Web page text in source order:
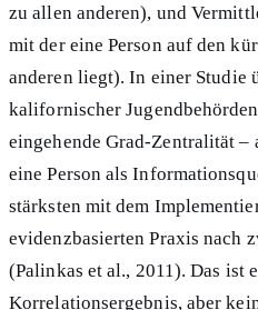
zu allen anderen), und
mit der eine Person auf den
anderen liegt). In einer Studie
kalifornischer
eingehende Grad-Zentralität
eine Person als
stärksten mit dem
evidenzbasierten Praxis nach
(Palinkas et al., 2011). Das ist
Korrelationsergebnis, aber